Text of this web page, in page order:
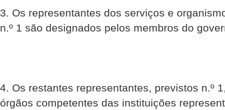
3. Os representantes dos serviços e
n.º 1 são designados pelos membros do
4. Os restantes representantes, previstos n.º
órgãos competentes das instituições